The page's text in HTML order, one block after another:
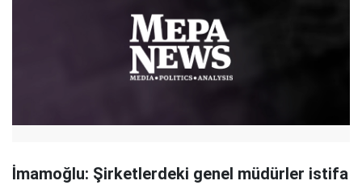
İmamoğlu: Şirketlerdeki genel müdürler istifa